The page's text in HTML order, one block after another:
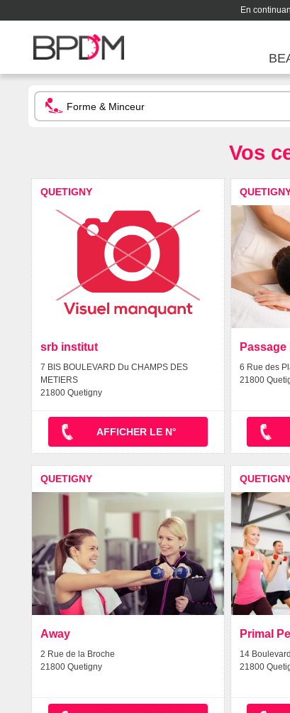
En
Vos
QUETIGNY
srb institut
7 BIS BOULEVARD Du CHAMPS DES
METIERS
21800 Quetigny
AFFICHER LE N°
6 Rue des
21800
QUETIGNY
Away
2 Rue de la Broche
21800 Quetigny
Primal
14
21800